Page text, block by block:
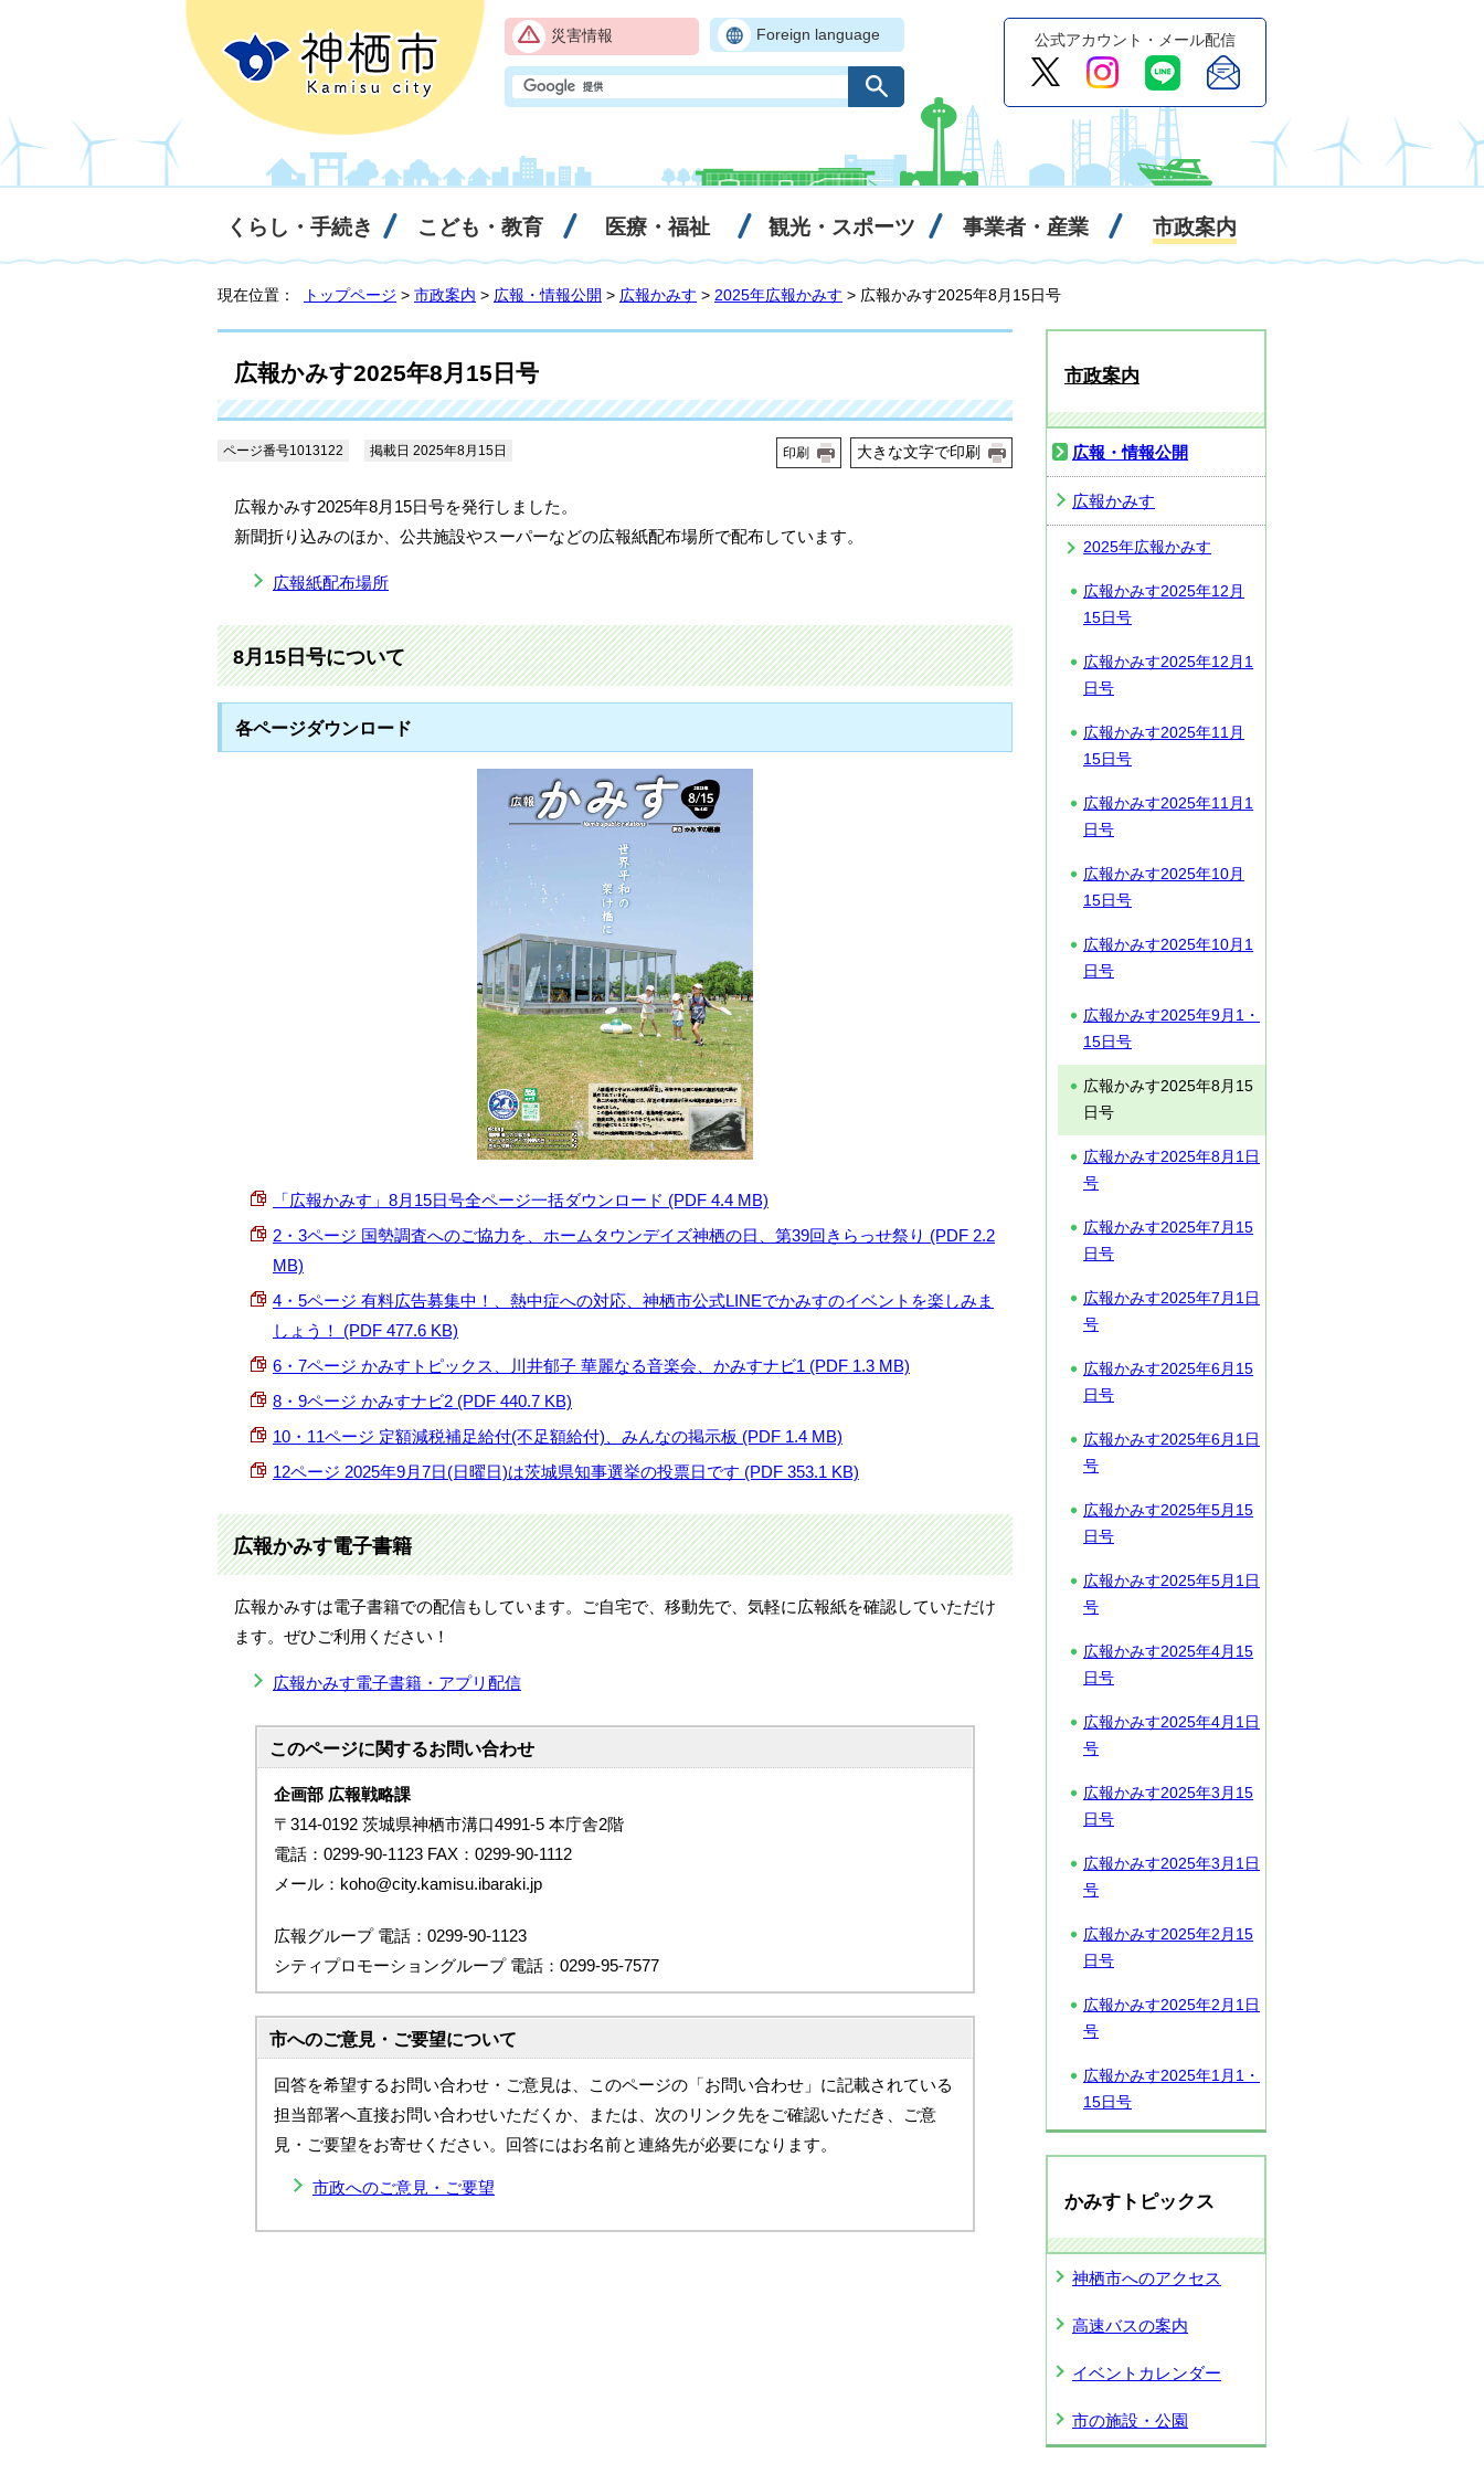
災害情報 Foreign language 公式アカウント・メール配信
くらし・手続き こども・教育 医療・福祉 観光・スポーツ 事業者・産業 市政案内
現在位置： トップページ > 市政案内 > 広報・情報公開 > 広報かみす > 2025年広報かみす > 広報かみす2025年8月15日号
広報かみす2025年8月15日号
ページ番号1013122 掲載日 2025年8月15日 印刷 大きな文字で印刷
広報かみす2025年8月15日号を発行しました。
新聞折り込みのほか、公共施設やスーパーなどの広報紙配布場所で配布しています。
広報紙配布場所
8月15日号について
各ページダウンロード
「広報かみす」8月15日号全ページ一括ダウンロード (PDF 4.4 MB)
2・3ページ 国勢調査へのご協力を、ホームタウンデイズ神栖の日、第39回きらっせ祭り (PDF 2.2
MB)
4・5ページ 有料広告募集中！、熱中症への対応、神栖市公式LINEでかみすのイベントを楽しみま
しょう！ (PDF 477.6 KB)
6・7ページ かみすトピックス、川井郁子 華麗なる音楽会、かみすナビ1 (PDF 1.3 MB)
8・9ページ かみすナビ2 (PDF 440.7 KB)
10・11ページ 定額減税補足給付(不足額給付)、みんなの掲示板 (PDF 1.4 MB)
12ページ 2025年9月7日(日曜日)は茨城県知事選挙の投票日です (PDF 353.1 KB)
広報かみす電子書籍
広報かみすは電子書籍での配信もしています。ご自宅で、移動先で、気軽に広報紙を確認していただけ
ます。ぜひご利用ください！
広報かみす電子書籍・アプリ配信
このページに関するお問い合わせ
企画部 広報戦略課
〒314-0192 茨城県神栖市溝口4991-5 本庁舎2階
電話：0299-90-1123 FAX：0299-90-1112
メール：koho@city.kamisu.ibaraki.jp
広報グループ 電話：0299-90-1123
シティプロモーショングループ 電話：0299-95-7577
市へのご意見・ご要望について
回答を希望するお問い合わせ・ご意見は、このページの「お問い合わせ」に記載されている
担当部署へ直接お問い合わせいただくか、または、次のリンク先をご確認いただき、ご意
見・ご要望をお寄せください。回答にはお名前と連絡先が必要になります。
市政へのご意見・ご要望
市政案内
広報・情報公開
広報かみす
2025年広報かみす
広報かみす2025年12月
15日号
広報かみす2025年12月1
日号
広報かみす2025年11月
15日号
広報かみす2025年11月1
日号
広報かみす2025年10月
15日号
広報かみす2025年10月1
日号
広報かみす2025年9月1・
15日号
広報かみす2025年8月15
日号
広報かみす2025年8月1日
号
広報かみす2025年7月15
日号
広報かみす2025年7月1日
号
広報かみす2025年6月15
日号
広報かみす2025年6月1日
号
広報かみす2025年5月15
日号
広報かみす2025年5月1日
号
広報かみす2025年4月15
日号
広報かみす2025年4月1日
号
広報かみす2025年3月15
日号
広報かみす2025年3月1日
号
広報かみす2025年2月15
日号
広報かみす2025年2月1日
号
広報かみす2025年1月1・
15日号
かみすトピックス
神栖市へのアクセス
高速バスの案内
イベントカレンダー
市の施設・公園